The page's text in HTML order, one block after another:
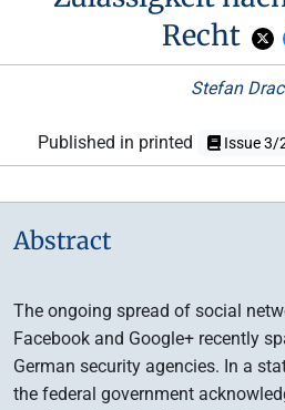
Recht
Stefan
Published in printed Issue 3/
Abstract
The ongoing spread of social
Facebook and Google+ recently
German security agencies. In a
the federal government